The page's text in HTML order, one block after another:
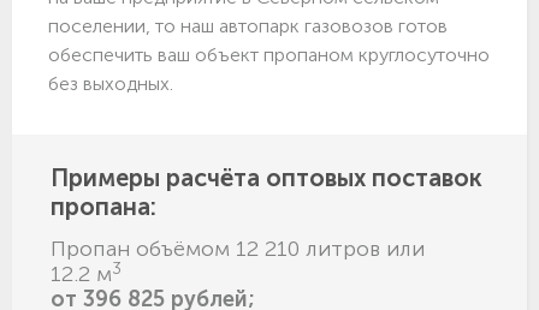
поселении, то наш автопарк газовозов готов
обеспечить ваш объект пропаном круглосуточно
без выходных.
Примеры расчёта оптовых поставок
пропана:
Пропан объёмом 12 210 литров или
12.2 м3
от 396 825 рублей;